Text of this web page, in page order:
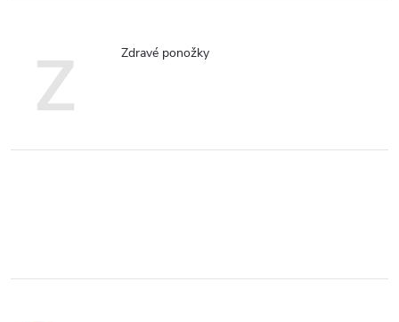
Z Zdravé ponožky